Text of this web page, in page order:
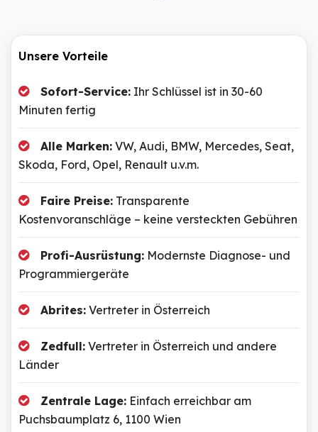
Unsere Vorteile
Sofort-Service: Ihr Schlüssel ist in 30-60
Minuten fertig
Alle Marken: VW, Audi, BMW, Mercedes, Seat,
Skoda, Ford, Opel, Renault u.v.m.
Faire Preise: Transparente
Kostenvoranschläge – keine versteckten Gebühren
Profi-Ausrüstung: Modernste Diagnose- und
Programmiergeräte
Abrites: Vertreter in Österreich
Zedfull: Vertreter in Österreich und andere
Länder
Zentrale Lage: Einfach erreichbar am
Puchsbaumplatz 6, 1100 Wien